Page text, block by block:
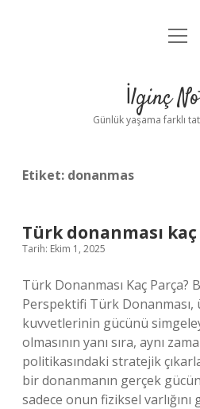
Anasayfa
Yasal
İlginç
Günlük yaşama farklı
Etiket: donanmas
Türk donanması kaç
Tarih: Ekim 1, 2025
Türk Donanması Kaç Parça?
Perspektifi Türk Donanması,
kuvvetlerinin gücünü
olmasının yanı sıra, aynı
politikasındaki stratejik
bir donanmanın gerçek
sadece onun fiziksel